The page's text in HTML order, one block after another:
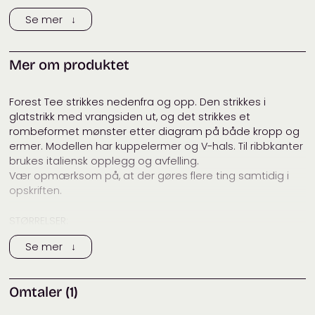
Strikkefasthet
(pinner)
:
Anbefalt
pinnestørrelse:
Merke:
Helga Isager
Tags:
Helga Isager ,isager,isager
mulberry silk, isager spinni,
mulberry silk
Spinni,t-skjorte
Se mer ↓
Mer om produktet
Forest Tee strikkes nedenfra og opp. Den strikkes i
glatstrikk med vrangsiden ut, og det strikkes et
rombeformet mønster etter diagram på både kropp og
ermer. Modellen har kuppelermer og V-hals. Til ribbkanter
brukes italiensk opplegg og avfelling.
Vær opmærksom på, at der gøres flere ting samtidig i
opskriften.
STØRRELSER:
S (M) L (XL)
Halv brystvidde – forstykke: 49 (52,5) 56 (59,5) cm, rygg:
45 (48,5) 52 (55,5) cm
Se mer ↓
Omtaler (1)